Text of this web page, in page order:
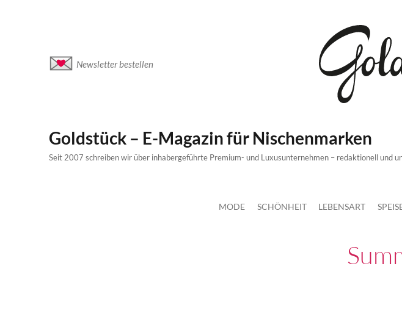
Newsletter bestellen
Goldstück – E-Magazin für Nischenmarken
Seit 2007 schreiben wir über inhabergeführte Premium- und Luxusunternehmen – redaktionell und
MODE SCHÖNHEIT LEBENSART